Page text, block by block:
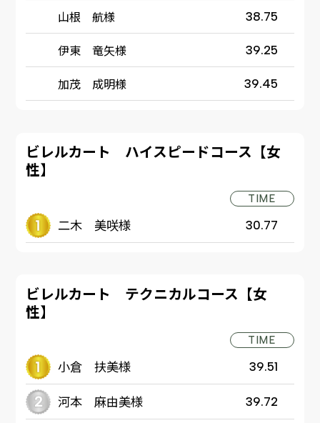
山根 航様 38.75
伊東 竜矢様 39.25
加茂 成明様 39.45
ビレルカート ハイスピードコース【女
性】
TIME
二木 美咲様 30.77
ビレルカート テクニカルコース【女
性】
TIME
小倉 扶美様 39.51
河本 麻由美様 39.72